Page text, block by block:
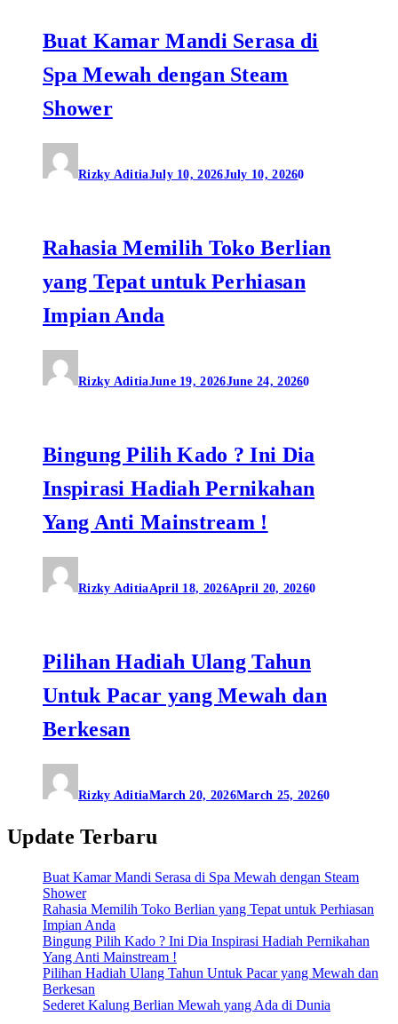
Buat Kamar Mandi Serasa di
Spa Mewah dengan Steam
Shower
Rizky AditiaJuly 10, 2026July 10, 20260
Rahasia Memilih Toko Berlian
yang Tepat untuk Perhiasan
Impian Anda
Rizky AditiaJune 19, 2026June 24, 20260
Bingung Pilih Kado ? Ini Dia
Inspirasi Hadiah Pernikahan
Yang Anti Mainstream !
Rizky AditiaApril 18, 2026April 20, 20260
Pilihan Hadiah Ulang Tahun
Untuk Pacar yang Mewah dan
Berkesan
Rizky AditiaMarch 20, 2026March 25, 20260
Update Terbaru
Buat Kamar Mandi Serasa di Spa Mewah dengan Steam
Shower
Rahasia Memilih Toko Berlian yang Tepat untuk Perhiasan
Impian Anda
Bingung Pilih Kado ? Ini Dia Inspirasi Hadiah Pernikahan
Yang Anti Mainstream !
Pilihan Hadiah Ulang Tahun Untuk Pacar yang Mewah dan
Berkesan
Sederet Kalung Berlian Mewah yang Ada di Dunia